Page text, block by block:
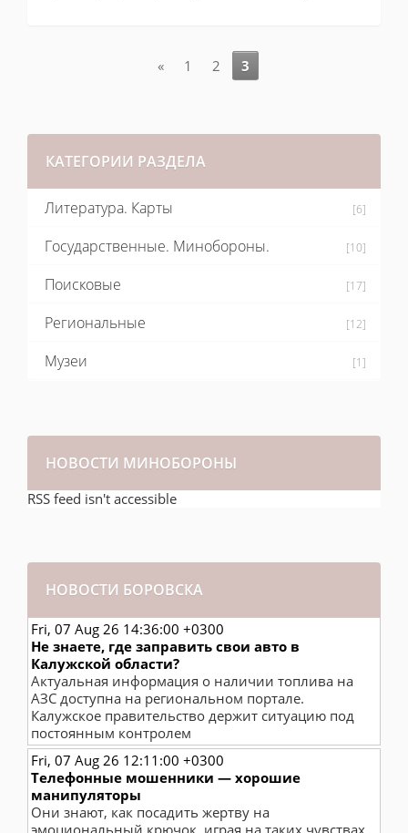
« 1 2 3
КАТЕГОРИИ РАЗДЕЛА
Литература. Карты [6]
Государственные. Минобороны. [10]
Поисковые [17]
Региональные [12]
Музеи [1]
НОВОСТИ МИНОБОРОНЫ
RSS feed isn't accessible
НОВОСТИ БОРОВСКА
Fri, 07 Aug 26 14:36:00 +0300
Не знаете, где заправить свои авто в
Калужской области?
Актуальная информация о наличии топлива на
АЗС доступна на региональном портале.
Калужское правительство держит ситуацию под
постоянным контролем
Fri, 07 Aug 26 12:11:00 +0300
Телефонные мошенники — хорошие
манипуляторы
Они знают, как посадить жертву на
эмоциональный крючок, играя на таких чувствах,